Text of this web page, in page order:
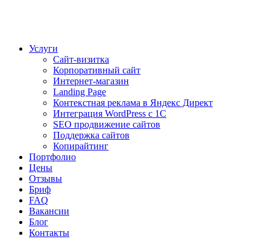
Услуги
Сайт-визитка
Корпоративный сайт
Интернет-магазин
Landing Page
Контекстная реклама в Яндекс Директ
Интеграция WordPress c 1C
SEO продвижение сайтов
Поддержка сайтов
Копирайтинг
Портфолио
Цены
Отзывы
Бриф
FAQ
Вакансии
Блог
Контакты